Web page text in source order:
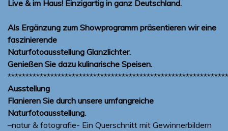
Live & im Haus! Einzigartig in ganz Deutschland.
Als Ergänzung zum Showprogramm präsentieren wir eine
faszinierende
Naturfotoausstellung Glanzlichter.
Genießen Sie dazu kulinarische Speisen.
Ausstellung
Flanieren Sie durch unsere umfangreiche
Naturfotoausstellung.
–natur & fotografie- Ein Querschnitt mit Gewinnerbildern